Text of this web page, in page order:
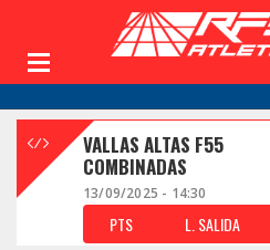
VALLAS ALTAS F55
COMBINADAS
13/09/2025 - 14:30
PTS L. SALIDA